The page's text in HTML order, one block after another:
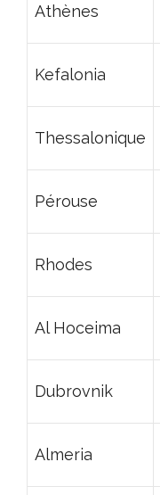
Athènes
Kefalonia
Thessalonique
Pérouse
Rhodes
Al Hoceima
Dubrovnik
Almeria